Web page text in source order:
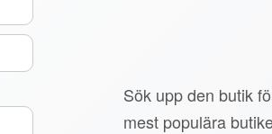
Sök upp den butik
mest populära